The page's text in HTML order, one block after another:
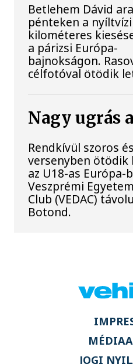
Betlehem Dávid
pénteken a
kilométeres
a párizsi Európa-
bajnokságon.
célfotóval ötödik
Nagy ugrás
Rendkívül szoros
versenyben ötödik
az U18-as Európa-
Veszprémi
Club (VEDAC)
Botond.
JOGI